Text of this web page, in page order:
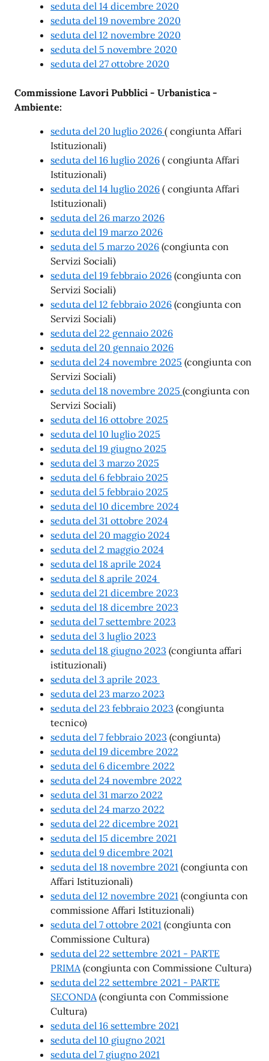
seduta del 14 dicembre 2020
seduta del 19 novembre 2020
seduta del 12 novembre 2020
seduta del 5 novembre 2020
seduta del 27 ottobre 2020
Commissione Lavori Pubblici - Urbanistica -
Ambiente:
seduta del 20 luglio 2026 ( congiunta Affari
Istituzionali)
seduta del 16 luglio 2026 ( congiunta Affari
Istituzionali)
seduta del 14 luglio 2026 ( congiunta Affari
Istituzionali)
seduta del 26 marzo 2026
seduta del 19 marzo 2026
seduta del 5 marzo 2026 (congiunta con
Servizi Sociali)
seduta del 19 febbraio 2026 (congiunta con
Servizi Sociali)
seduta del 12 febbraio 2026 (congiunta con
Servizi Sociali)
seduta del 22 gennaio 2026
seduta del 20 gennaio 2026
seduta del 24 novembre 2025 (congiunta con
Servizi Sociali)
seduta del 18 novembre 2025 (congiunta con
Servizi Sociali)
seduta del 16 ottobre 2025
seduta del 10 luglio 2025
seduta del 19 giugno 2025
seduta del 3 marzo 2025
seduta del 6 febbraio 2025
seduta del 5 febbraio 2025
seduta del 10 dicembre 2024
seduta del 31 ottobre 2024
seduta del 20 maggio 2024
seduta del 2 maggio 2024
seduta del 18 aprile 2024
seduta del 8 aprile 2024
seduta del 21 dicembre 2023
seduta del 18 dicembre 2023
seduta del 7 settembre 2023
seduta del 3 luglio 2023
seduta del 18 giugno 2023 (congiunta affari
istituzionali)
seduta del 3 aprile 2023
seduta del 23 marzo 2023
seduta del 23 febbraio 2023 (congiunta
tecnico)
seduta del 7 febbraio 2023 (congiunta)
seduta del 19 dicembre 2022
seduta del 6 dicembre 2022
seduta del 24 novembre 2022
seduta del 31 marzo 2022
seduta del 24 marzo 2022
seduta del 22 dicembre 2021
seduta del 15 dicembre 2021
seduta del 9 dicembre 2021
seduta del 18 novembre 2021 (congiunta con
Affari Istituzionali)
seduta del 12 novembre 2021 (congiunta con
commissione Affari Istituzionali)
seduta del 7 ottobre 2021 (congiunta con
Commissione Cultura)
seduta del 22 settembre 2021 - PARTE
PRIMA(congiunta con Commissione Cultura)
seduta del 22 settembre 2021 - PARTE
SECONDA(congiunta con Commissione
Cultura)
seduta del 16 settembre 2021
seduta del 10 giugno 2021
seduta del 7 giugno 2021